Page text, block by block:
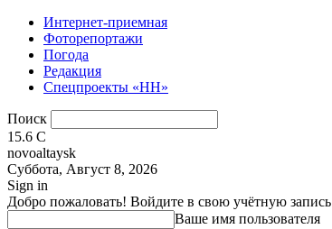
Интернет-приемная
Фоторепортажи
Погода
Редакция
Спецпроекты «НН»
Поиск
15.6 C
novoaltaysk
Суббота, Август 8, 2026
Sign in
Добро пожаловать! Войдите в свою учётную запись
Ваше имя пользователя